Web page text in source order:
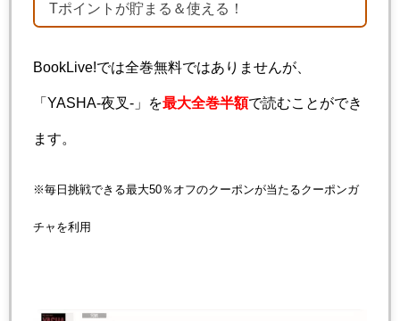
Tポイントが貯まる＆使える！
BookLive!では全巻無料ではありませんが、
「YASHA-夜叉-」を最大全巻半額で読むことができ
ます。
※毎日挑戦できる最大50％オフのクーポンが当たるクーポンガ
チャを利用